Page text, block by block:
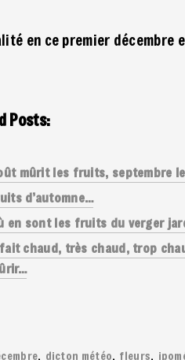
en ce premier décembre
Posts:
mûrit les fruits, septembre
d’automne…
en sont les fruits du verger
chaud, très chaud, trop
dicton météo fleurs